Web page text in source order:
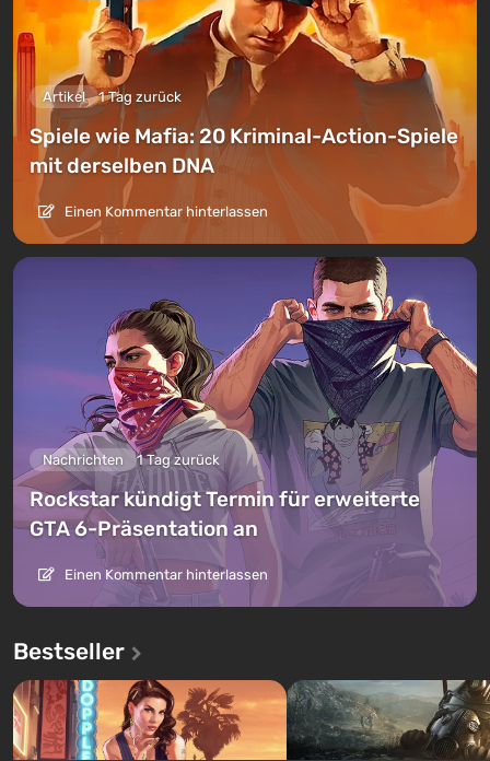
Artikel 1 Tag zurück
Spiele wie Mafia: 20 Kriminal-Action-Spiele
mit derselben DNA
Einen Kommentar hinterlassen
Nachrichten 1 Tag zurück
Rockstar kündigt Termin für erweiterte
GTA 6-Präsentation an
Einen Kommentar hinterlassen
Bestseller